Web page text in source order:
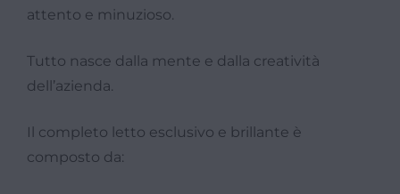
attento e minuzioso.
Tutto nasce dalla mente e dalla creatività
dell’azienda.
Il completo letto esclusivo e brillante è
composto da: